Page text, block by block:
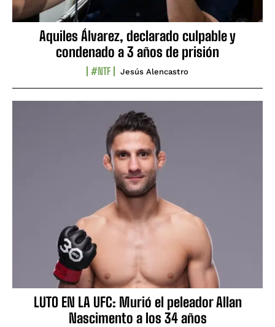
Aquiles Álvarez, declarado culpable y
condenado a 3 años de prisión
#NTF Jesús Alencastro
LUTO EN LA UFC: Murió el peleador Allan
Nascimento a los 34 años